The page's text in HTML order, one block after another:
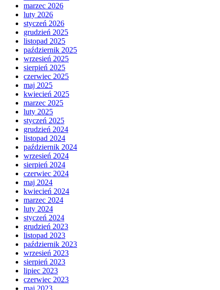
marzec 2026
luty 2026
styczeń 2026
grudzień 2025
listopad 2025
październik 2025
wrzesień 2025
sierpień 2025
czerwiec 2025
maj 2025
kwiecień 2025
marzec 2025
luty 2025
styczeń 2025
grudzień 2024
listopad 2024
październik 2024
wrzesień 2024
sierpień 2024
czerwiec 2024
maj 2024
kwiecień 2024
marzec 2024
luty 2024
styczeń 2024
grudzień 2023
listopad 2023
październik 2023
wrzesień 2023
sierpień 2023
lipiec 2023
czerwiec 2023